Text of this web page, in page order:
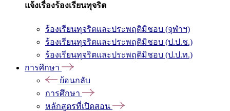
แจ้งเรื่องร้องเรียนทุจริต
ร้องเรียนทุจริตและประพฤติมิชอบ (จุฬาฯ)
ร้องเรียนทุจริตและประพฤติมิชอบ (ป.ป.ช.)
ร้องเรียนทุจริตและประพฤติมิชอบ (ป.ป.ท.)
การศึกษา
ย้อนกลับ
การศึกษา
หลักสูตรที่เปิดสอน